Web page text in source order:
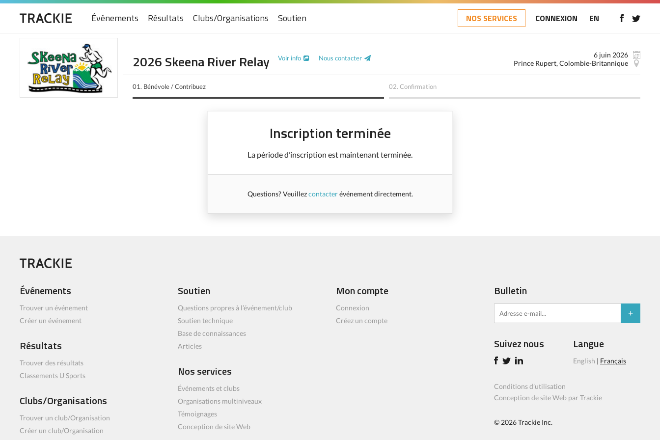
Événements Résultats Clubs/Organisations Soutien NOS SERVICES CONNEXION EN
2026 Skeena River Relay Voir info Nous contacter
6 juin 2026
Prince Rupert, Colombie-Britannique
01. Bénévole / Contribuez 02. Confirmation
Inscription terminée
La période d’inscription est maintenant terminée.
Questions? Veuillezcontacterévénement directement.
Événements
Trouver un événement
Créer un événement
Résultats
Trouver des résultats
Classements U Sports
Clubs/Organisations
Trouver un club/Organisation
Créer un club/Organisation
Soutien
Questions propres à l’événement/club
Soutien technique
Base de connaissances
Articles
Nos services
Événements et clubs
Organisations multiniveaux
Témoignages
Conception de site Web
Mon compte
Connexion
Créez un compte
Bulletin
Suivez nous Langue
English | Français
Conditions d’utilisation
Conception de site Web par Trackie
© 2026Trackie Inc.